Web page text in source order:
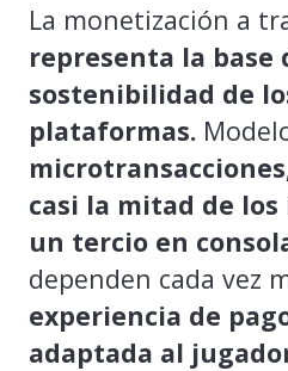
La monetización a
representa la base
sostenibilidad de
plataformas.
casi la mitad de los
un tercio en
dependen cada vez
experiencia de
adaptada al